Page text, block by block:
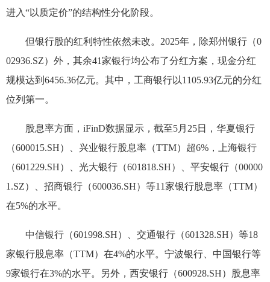
进入“以质定价”的结构性分化阶段。
但银行股的红利特性依然未改。2025年，除郑州银行（0
02936.SZ）外，其余41家银行均公布了分红方案，现金分红
规模达到6456.36亿元。其中，工商银行以1105.93亿元的分红
位列第一。
股息率方面，iFinD数据显示，截至5月25日，华夏银行
（600015.SH）、兴业银行股息率（TTM）超6%，上海银行
（601229.SH）、光大银行（601818.SH）、平安银行（00000
1.SZ）、招商银行（600036.SH）等11家银行股息率（TTM）
在5%的水平。
中信银行（601998.SH）、交通银行（601328.SH）等18
家银行股息率（TTM）在4%的水平。宁波银行、中国银行等
9家银行在3%的水平。另外，西安银行（600928.SH）股息率